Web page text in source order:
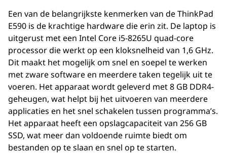
Een van de belangrijkste kenmerken van de ThinkPad
E590 is de krachtige hardware die erin zit. De laptop is
uitgerust met een Intel Core i5-8265U quad-core
processor die werkt op een kloksnelheid van 1,6 GHz.
Dit maakt het mogelijk om snel en soepel te werken
met zware software en meerdere taken tegelijk uit te
voeren. Het apparaat wordt geleverd met 8 GB DDR4-
geheugen, wat helpt bij het uitvoeren van meerdere
applicaties en het snel schakelen tussen programma’s.
Het apparaat heeft een opslagcapaciteit van 256 GB
SSD, wat meer dan voldoende ruimte biedt om
bestanden op te slaan en snel op te starten.